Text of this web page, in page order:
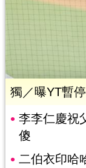
獨／曝YT暫
李李仁慶祝
傻
二伯衣印哈